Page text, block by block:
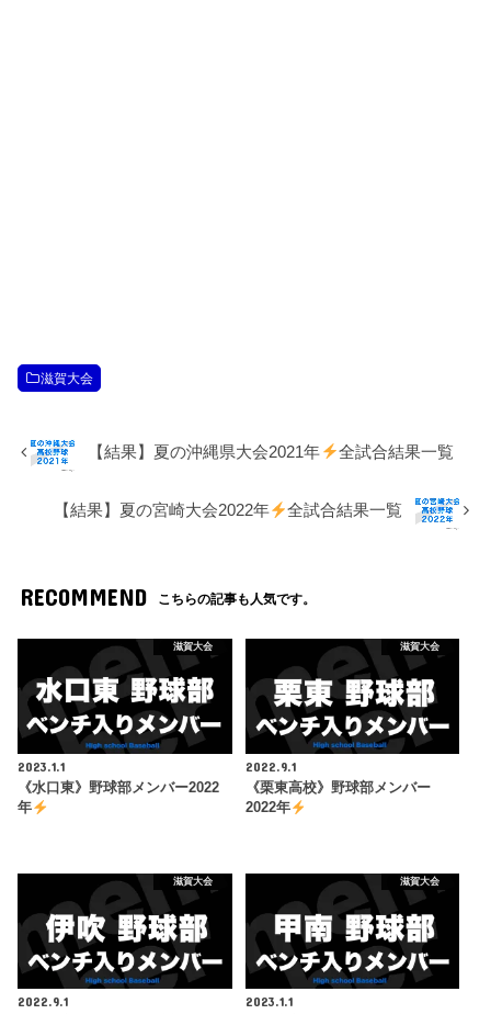
滋賀大会
【結果】夏の沖縄県大会2021年 全試合結果一覧
【結果】夏の宮崎大会2022年 全試合結果一覧
RECOMMEND こちらの記事も人気です。
滋賀大会
2023.1.1
《水口東》野球部メンバー2022
年
滋賀大会
2022.9.1
《栗東高校》野球部メンバー
2022年
滋賀大会
2022.9.1
滋賀大会
2023.1.1